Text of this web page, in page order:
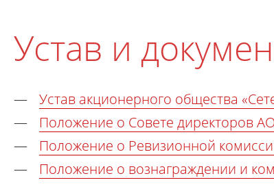
Устав и
Устав акционерного общества
Положение о Совете директоров
Положение о Ревизионной
Положение о вознаграждении и